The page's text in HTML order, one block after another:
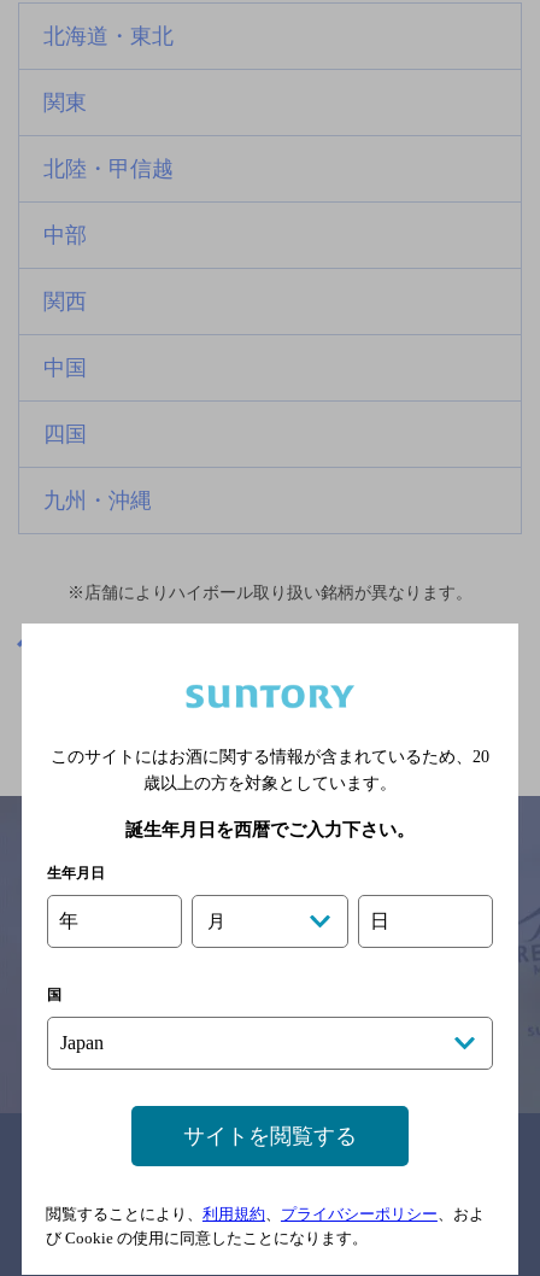
北海道・東北
関東
北陸・甲信越
中部
関西
中国
四国
九州・沖縄
※店舗によりハイボール取り扱い銘柄が異なります。
関連ページ
サイトマップ ご意見・ご感想 利用規約
関連リンク
このサイトにはお酒に関する情報が含まれているため、 20
歳以上の方を対象としています。
誕生年月日を西暦でご入力下さい。
生年月日
年 月 日
国
サイトを閲覧する
閲覧することにより、 利用規約、 プライバシーポリシー、およ
び Cookie の使用に同意したことになります。